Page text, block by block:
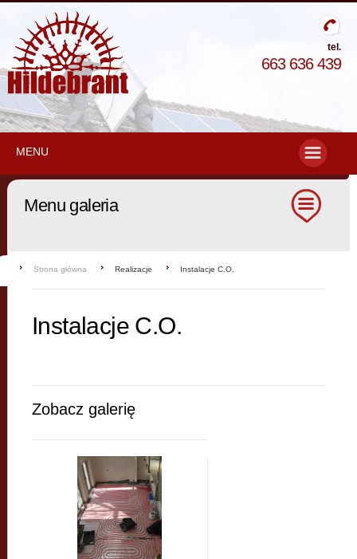
tel.
663 636 439
MENU
Menu galeria
Strona główna Realizacje Instalacje C.O.
Instalacje C.O.
Zobacz galerię